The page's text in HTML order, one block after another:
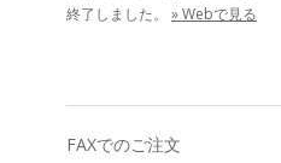
終了しました。 » Webで見る
FAXでのご注文